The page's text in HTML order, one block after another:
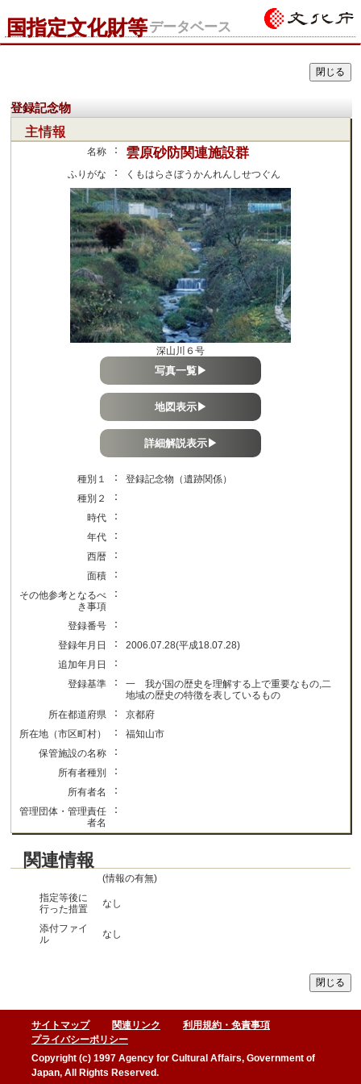
国指定文化財等データベース
登録記念物
主情報
名称 ： 雲原砂防関連施設群
ふりがな ： くもはらさぼうかんれんしせつぐん
深山川６号
写真一覧▶
地図表示▶
詳細解説表示▶
種別１ ：
登録記念物（遺跡関係）
種別２
：
時代 ：
年代 ：
西暦 ：
面積 ：
その他参考となるべ
き事項
：
登録番号 ：
登録年月日 ：
2006.07.28(平成18.07.28)
追加年月日
：
登録基準 ：
一 我が国の歴史を理解する上で重要なもの,二
地域の歴史の特徴を表しているもの
所在都道府県
：
京都府
所在地（市区町村）
：
福知山市
保管施設の名称
：
所有者種別 ：
所有者名 ：
管理団体・管理責任
者名
：
関連情報
(情報の有無)
指定等後に
行った措置
なし
添付ファイ
ル
なし
サイトマップ 関連リンク
利用規約・免責事項
プライバシーポリシー
Copyright (c) 1997 Agency for Cultural Affairs, Government of
Japan, All Rights Reserved.